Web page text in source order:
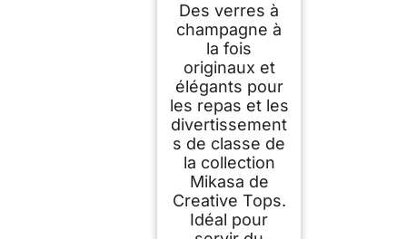
gravés avec
précision
Des verres à
champagne à
la fois
originaux et
élégants pour
les repas et les
divertissement
s de classe de
la collection
Mikasa de
Creative Tops.
Idéal pour